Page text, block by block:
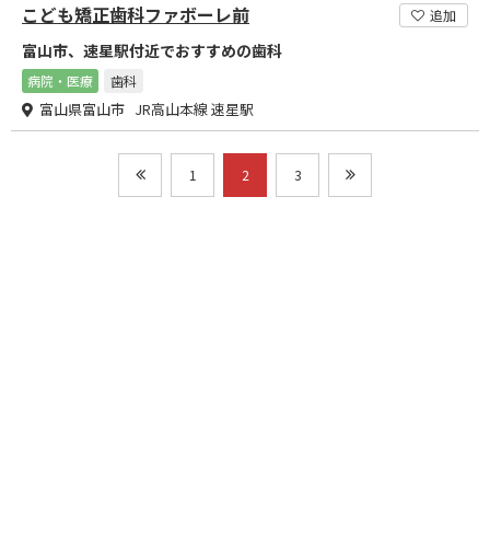
こども矯正歯科ファボーレ前 追加
富山市、速星駅付近でおすすめの歯科
病院・医療 歯科
富山県富山市 JR高山本線 速星駅
1 2 3